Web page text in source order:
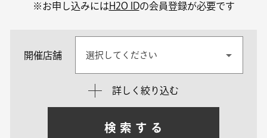
※お申し込みにはH2O IDの会員登録が必要です
開催店舗 選択してください
詳しく絞り込む
検索する